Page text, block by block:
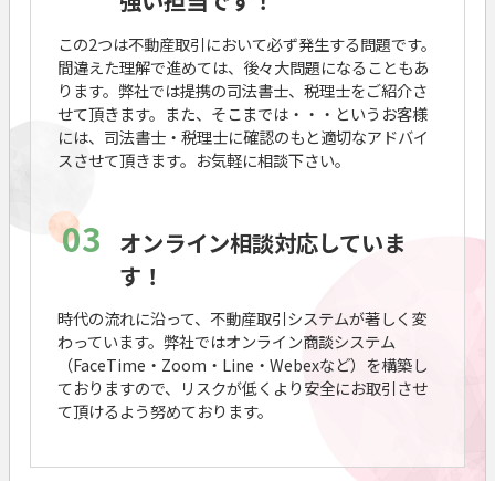
この2つは不動産取引において必ず発生する問題です。
間違えた理解で進めては、後々大問題になることもあ
ります。弊社では提携の司法書士、税理士をご紹介さ
せて頂きます。また、そこまでは・・・というお客様
には、司法書士・税理士に確認のもと適切なアドバイ
スさせて頂きます。お気軽に相談下さい。
03
オンライン相談対応していま
す！
時代の流れに沿って、不動産取引システムが著しく変
わっています。弊社ではオンライン商談システム
（FaceTime・Zoom・Line・Webexなど）を構築し
ておりますので、リスクが低くより安全にお取引させ
て頂けるよう努めております。